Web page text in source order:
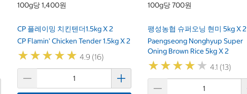
100g당 1,400원
CP 플레이밍 치킨텐더1.5kg X 2
CP Flamin' Chicken Tender 1.5kg X 2
★★★★★
★★★★★ 4.9 (16)
100g당 700원
팽성농협 슈퍼오닝 현미 5kg X 2
Paengseong Nonghyup Super
Oning Brown Rice 5kg X 2
★★★★ ★
★★★★ ★ 4.1 (13)